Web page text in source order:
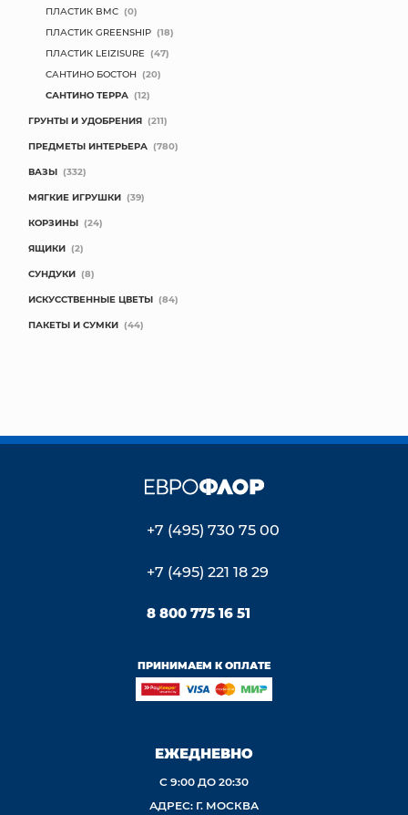
ПЛАСТИК BMC (0)
ПЛАСТИК GREENSHIP (18)
ПЛАСТИК LEIZISURE (47)
САНТИНО БОСТОН (20)
САНТИНО ТЕРРА (12)
ГРУНТЫ И УДОБРЕНИЯ (211)
ПРЕДМЕТЫ ИНТЕРЬЕРА (780)
ВАЗЫ (332)
МЯГКИЕ ИГРУШКИ (39)
КОРЗИНЫ (24)
ЯЩИКИ (2)
СУНДУКИ (8)
ИСКУССТВЕННЫЕ ЦВЕТЫ (84)
ПАКЕТЫ И СУМКИ (44)
+7 (495) 730 75 00
+7 (495) 221 18 29
8 800 775 16 51
ПРИНИМАЕМ К ОПЛАТЕ
ЕЖЕДНЕВНО
С 9:00 ДО 20:30
АДРЕС: Г. МОСКВА